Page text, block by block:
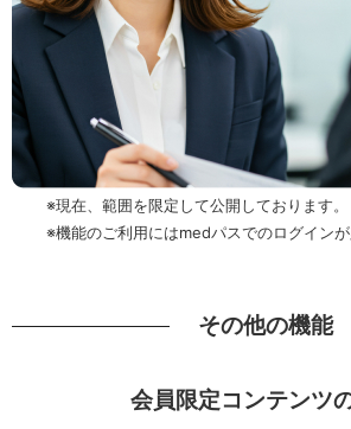
※現在、範囲を限定して公開しております。
※機能のご利用にはmedパスでのログインが
その他の機能
会員限定コンテンツ